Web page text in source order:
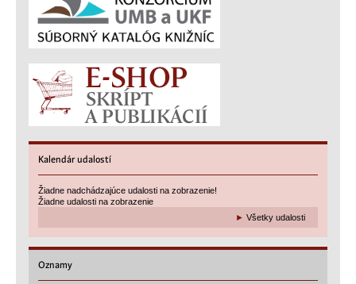
Kalendárudalostí
Žiadne nadchádzajúce udalosti na zobrazenie!
Žiadne udalosti na zobrazenie
► Všetky udalosti
Oznamy